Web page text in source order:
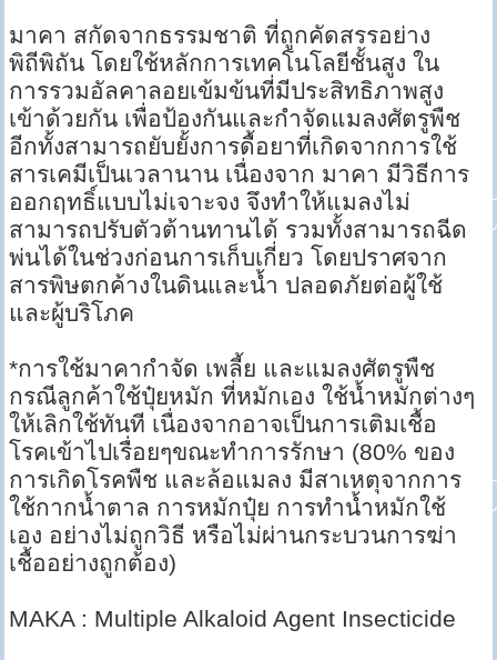
มาคา สกัดจากธรรมชาติ ที่ถูกคัดสรรอย่าง
พิถีพิถัน โดยใช้หลักการเทคโนโลยีชั้นสูง ใน
การรวมอัลคาลอยเข้มข้นที่มีประสิทธิภาพสูง
เข้าด้วยกัน เพื่อป้องกันและกำจัดแมลงศัตรูพืช
อีกทั้งสามารถยับยั้งการดื้อยาที่เกิดจากการใช้
สารเคมีเป็นเวลานาน เนื่องจาก มาคา มีวิธีการ
ออกฤทธิ์แบบไม่เจาะจง จึงทำให้แมลงไม่
สามารถปรับตัวต้านทานได้ รวมทั้งสามารถฉีด
พ่นได้ในช่วงก่อนการเก็บเกี่ยว โดยปราศจาก
สารพิษตกค้างในดินและน้ำ ปลอดภัยต่อผู้ใช้
และผู้บริโภค
*การใช้มาคากำจัด เพลี้ย และแมลงศัตรูพืช
กรณีลูกค้าใช้ปุ๋ยหมัก ที่หมักเอง ใช้น้ำหมักต่างๆ
ให้เลิกใช้ทันที เนื่องจากอาจเป็นการเติมเชื้อ
โรคเข้าไปเรื่อยๆขณะทำการรักษา (80% ของ
การเกิดโรคพืช และล้อแมลง มีสาเหตุจากการ
ใช้กากน้ำตาล การหมักปุ๋ย การทำน้ำหมักใช้
เอง อย่างไม่ถูกวิธี หรือไม่ผ่านกระบวนการฆ่า
เชื้ออย่างถูกต้อง)
MAKA : Multiple Alkaloid Agent Insecticide